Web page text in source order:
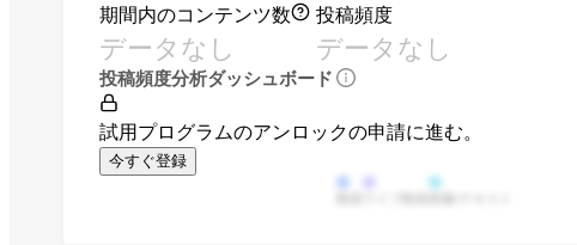
期間内のコンテンツ数
データなし
投稿頻度
データなし
投稿頻度分析ダッシュボード
試用プログラムのアンロックの申請に進む。
今すぐ登録